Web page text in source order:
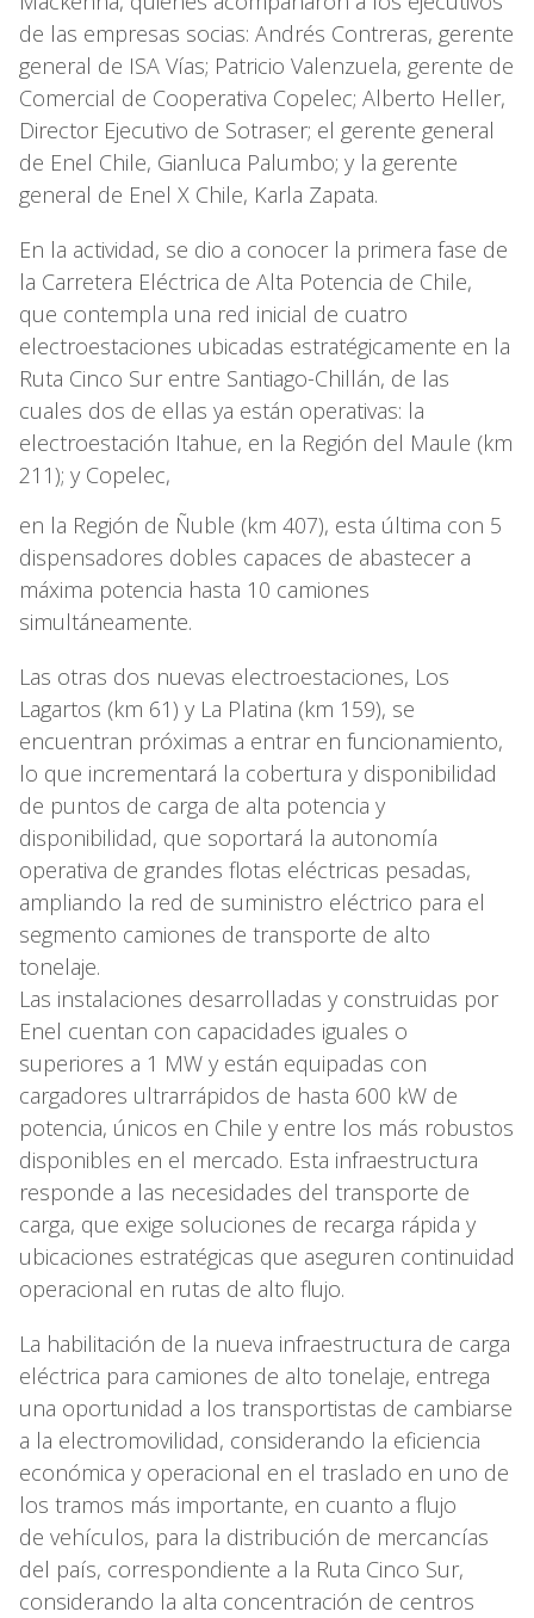
de las empresas socias: Andrés Contreras, gerente
general de ISA Vías; Patricio Valenzuela, gerente de
Comercial de Cooperativa Copelec; Alberto Heller,
Director Ejecutivo de Sotraser; el gerente general
de Enel Chile, Gianluca Palumbo; y la gerente
general de Enel X Chile, Karla Zapata.
En la actividad, se dio a conocer la primera fase de
la Carretera Eléctrica de Alta Potencia de Chile,
que contempla una red inicial de cuatro
electroestaciones ubicadas estratégicamente en la
Ruta Cinco Sur entre Santiago-Chillán, de las
cuales dos de ellas ya están operativas: la
electroestación Itahue, en la Región del Maule (km
211); y Copelec,
en la Región de Ñuble (km 407), esta última con 5
dispensadores dobles capaces de abastecer a
máxima potencia hasta 10 camiones
simultáneamente.
Las otras dos nuevas electroestaciones, Los
Lagartos (km 61) y La Platina (km 159), se
encuentran próximas a entrar en funcionamiento,
lo que incrementará la cobertura y disponibilidad
de puntos de carga de alta potencia y
disponibilidad, que soportará la autonomía
operativa de grandes flotas eléctricas pesadas,
ampliando la red de suministro eléctrico para el
segmento camiones de transporte de alto
tonelaje.
Las instalaciones desarrolladas y construidas por
Enel cuentan con capacidades iguales o
superiores a 1 MW y están equipadas con
cargadores ultrarrápidos de hasta 600 kW de
potencia, únicos en Chile y entre los más robustos
disponibles en el mercado. Esta infraestructura
responde a las necesidades del transporte de
carga, que exige soluciones de recarga rápida y
ubicaciones estratégicas que aseguren continuidad
operacional en rutas de alto flujo.
La habilitación de la nueva infraestructura de carga
eléctrica para camiones de alto tonelaje, entrega
una oportunidad a los transportistas de cambiarse
a la electromovilidad, considerando la eficiencia
económica y operacional en el traslado en uno de
los tramos más importante, en cuanto a flujo
de vehículos, para la distribución de mercancías
del país, correspondiente a la Ruta Cinco Sur,
considerando la alta concentración de centros